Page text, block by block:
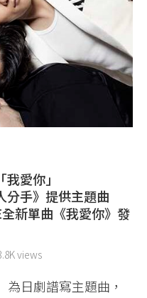
愛你」
分手》提供主題曲
新單曲《我愛你》發
views
日劇譜寫主題曲，